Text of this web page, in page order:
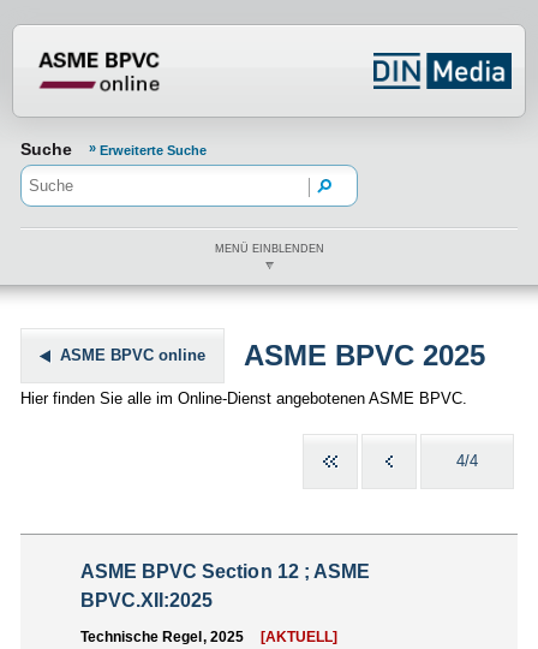
Suche Erweiterte Suche
MENÜ EINBLENDEN
ASME BPVC online ASME BPVC 2025
Hier finden Sie alle im Online-Dienst angebotenen ASME BPVC.
4/4
ASME BPVC Section 12 ; ASME
BPVC.XII:2025
Technische Regel, 2025 [AKTUELL]